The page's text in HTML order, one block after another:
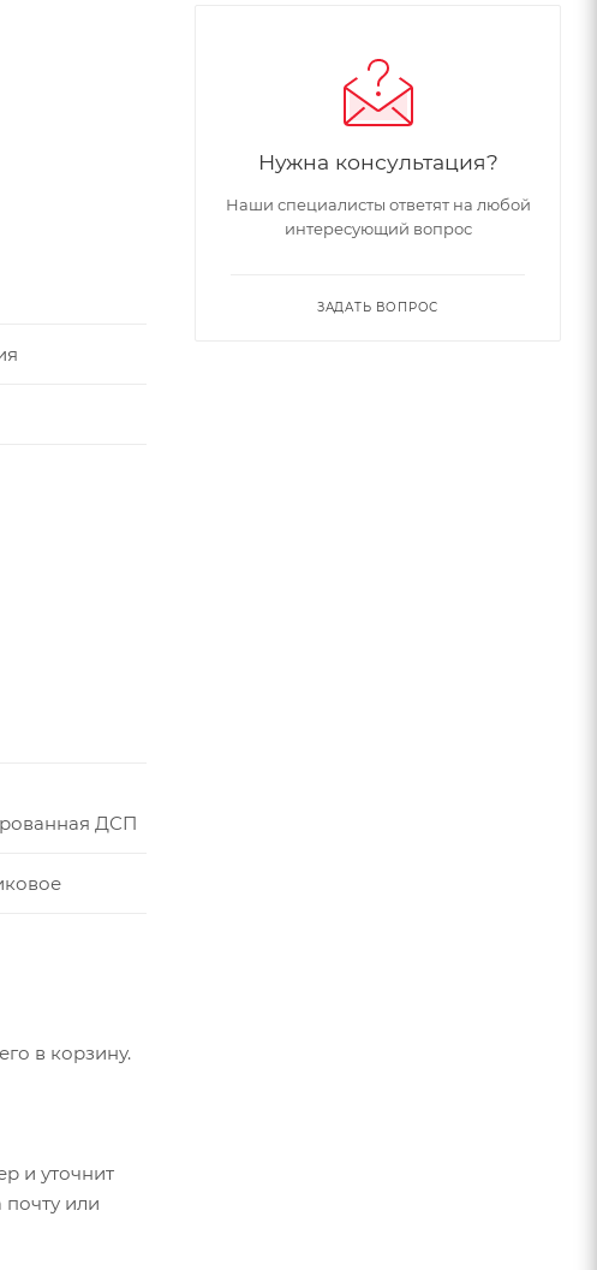
ДСП
в корзину.
и уточнит
или
Нужна консультация?
Наши специалисты ответят на любой
интересующий вопрос
ЗАДАТЬ ВОПРОС